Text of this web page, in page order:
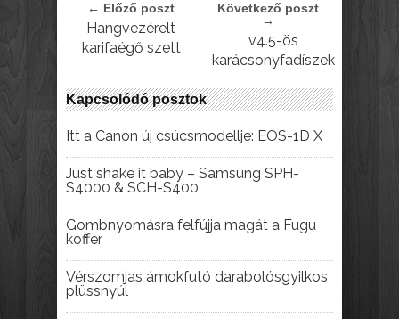
← Előző poszt
Hangvezérelt
karifaégő szett
Következő poszt
→
v4.5-ös
karácsonyfadíszek
Kapcsolódó posztok
Itt a Canon új csúcsmodellje: EOS-1D X
Just shake it baby – Samsung SPH-
S4000 & SCH-S400
Gombnyomásra felfújja magát a Fugu
koffer
Vérszomjas ámokfutó darabolósgyilkos
plüssnyúl